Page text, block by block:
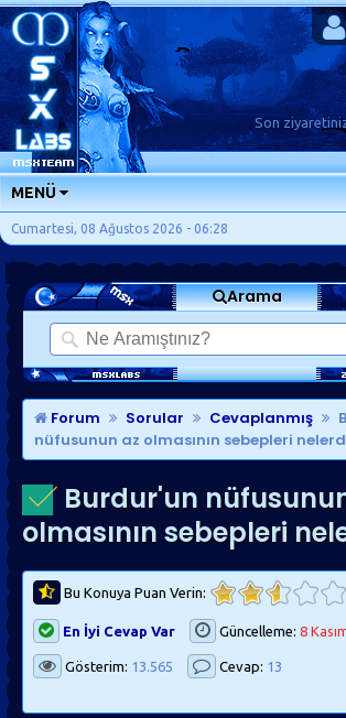
Son
MENÜ
ANA SAYFA
FORUMLAR
SORU-CEVAP
GÜNLÜKLER
SON MESAJLAR
KISAYOLLAR
Cumartesi, 08 Ağustos 2026 - 06:28
Arama
Forum Sorular Cevaplanmış
nüfusunun az olmasının sebepleri
Burdur'un
olmasının sebepleri
Bu Konuya Puan Verin:
En İyi Cevap Var Güncelleme: 8
Gösterim: 13.565 Cevap: 13